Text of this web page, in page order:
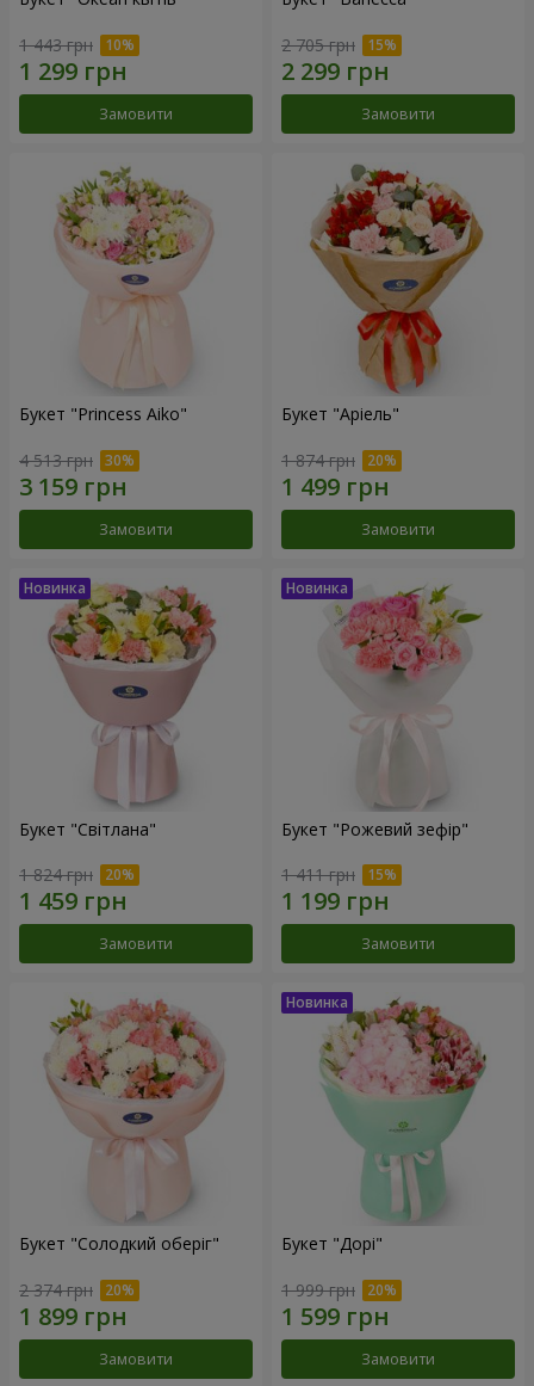
1 443 грн
Замовити
2 705 грн
Замовити
Букет "Princess Aiko"
4 513 грн
Замовити
Букет "Аріель"
1 874 грн
Замовити
Букет "Світлана"
1 824 грн
Замовити
Букет "Рожевий зефір"
1 411 грн
Замовити
Букет "Солодкий оберіг"
2 374 грн
Замовити
Букет "Дорі"
1 999 грн
Замовити